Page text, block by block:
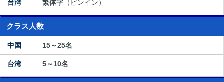
繁体字 （ピンイン）
クラス人数
15～25名
5～10名